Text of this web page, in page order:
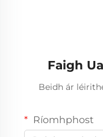
Faigh
Beidh ár
Ríomhphost